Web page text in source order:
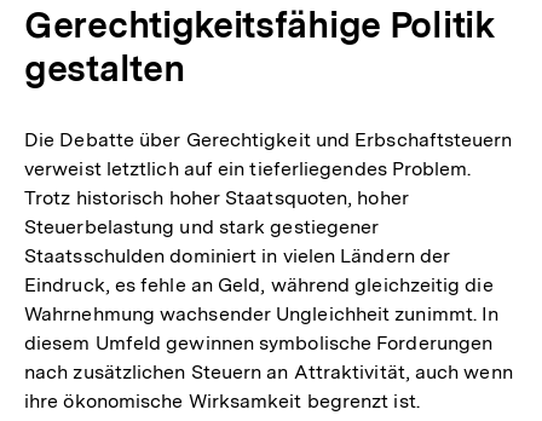
Gerechtigkeitsfähige Politik
gestalten
Die Debatte über Gerechtigkeit und Erbschaftsteuern
verweist letztlich auf ein tieferliegendes Problem.
Trotz historisch hoher Staatsquoten, hoher
Steuerbelastung und stark gestiegener
Staatsschulden dominiert in vielen Ländern der
Eindruck, es fehle an Geld, während gleichzeitig die
Wahrnehmung wachsender Ungleichheit zunimmt. In
diesem Umfeld gewinnen symbolische Forderungen
nach zusätzlichen Steuern an Attraktivität, auch wenn
ihre ökonomische Wirksamkeit begrenzt ist.